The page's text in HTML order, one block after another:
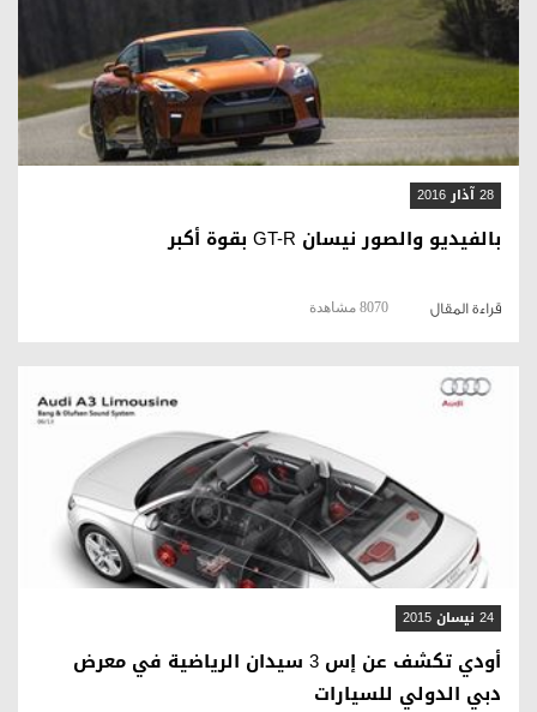
قراءة المقال
28 آذار 2016
بالفيديو والصور نيسان GT-R بقوة أكبر
قراءة المقال 8070 مشاهدة
قراءة المقال
24 نيسان 2015
أودي تكشف عن إس 3 سيدان الرياضية في معرض
دبي الدولي للسيارات